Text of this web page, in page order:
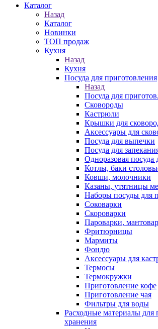
Каталог
Назад
Каталог
Новинки
ТОП продаж
Кухня
Назад
Кухня
Посуда для приготовления
Назад
Посуда для
Сковороды
Кастрюли
Крышки для
Аксессуары для
Посуда для выпечки
Посуда для
Одноразовая посуда
Котлы, баки
Ковши, молочники
Казаны, утятницы
Наборы посуды для
Соковарки
Скороварки
Пароварки,
Фритюрницы
Мармиты
Фондю
Аксессуары для
Термосы
Термокружки
Приготовление кофе
Приготовление чая
Фильтры для воды
Расходные материалы для
хранения